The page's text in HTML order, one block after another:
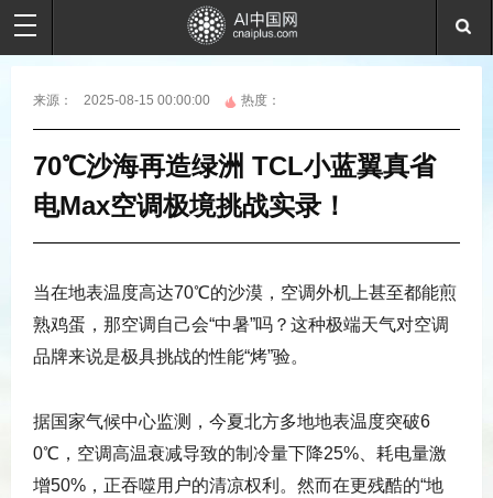
来源： 2025-08-15 00:00:00 热度：
70℃沙海再造绿洲 TCL小蓝翼真省
电Max空调极境挑战实录！
当在地表温度高达70℃的沙漠，空调外机上甚至都能煎
熟鸡蛋，那空调自己会“中暑”吗？这种极端天气对空调
品牌来说是极具挑战的性能“烤”验。
据国家气候中心监测，今夏北方多地地表温度突破6
0℃，空调高温衰减导致的制冷量下降25%、耗电量激
增50%，正吞噬用户的清凉权利。然而在更残酷的“地